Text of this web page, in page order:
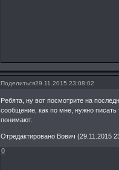
Поделиться29.11.2015 23:08:02
Ребята, ну вот посмотрите на
сообщение, как по мне, нужно писать
понимают.
Отредактировано Вович (29.11.2015
0